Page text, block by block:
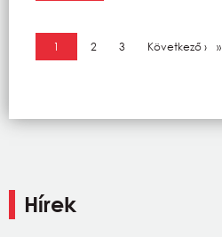
Oldalszámozás
Jelenlegi oldal
1 Oldal
2 Oldal
3 Következő oldal
Következő ›
Hírek